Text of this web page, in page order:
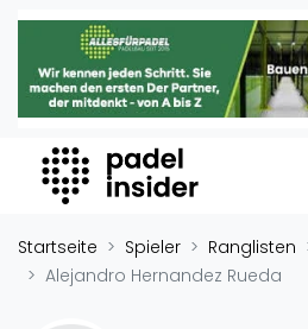
Padel Insider
Home
Organisationen
Buchungssysteme
Padel-Shops
Padel-Marken
Startseite Spieler Ranglisten
Alejandro Hernandez Rueda